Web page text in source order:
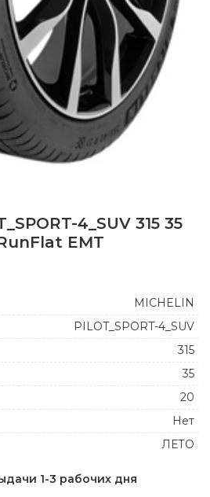
4_SUV 315 35
EMT
MICHELIN
PILOT_SPORT-4_SUV
315
35
20
Нет
ЛЕТО
1-3 рабочих дня